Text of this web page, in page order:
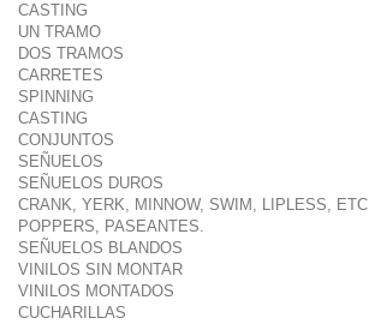
CASTING
UN TRAMO
DOS TRAMOS
CARRETES
SPINNING
CASTING
CONJUNTOS
SEÑUELOS
SEÑUELOS DUROS
CRANK, YERK, MINNOW, SWIM, LIPLESS, ETC
POPPERS, PASEANTES.
SEÑUELOS BLANDOS
VINILOS SIN MONTAR
VINILOS MONTADOS
CUCHARILLAS